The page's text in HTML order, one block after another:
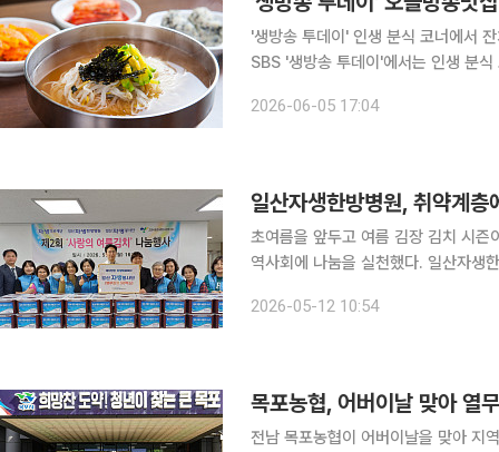
'생방송 투데이' 인생 분식 코너에서 잔
SBS '생방송 투데이'에서는 인생
2026-06-05 17:04
일산자생한방병원, 취약계층
초여름을 앞두고 여름 김장 김치 시즌
역사회에 나눔을 실천했다. 일산자생한방병원은 11일 '2026년 제2회 자생 사랑의 여름김장김치 나
해 기획됐다. 일산자생한방병원 의료
2026-05-12 10:54
목포농협, 어버이날 맞아 열
전남 목포농협이 어버이날을 맞아 지